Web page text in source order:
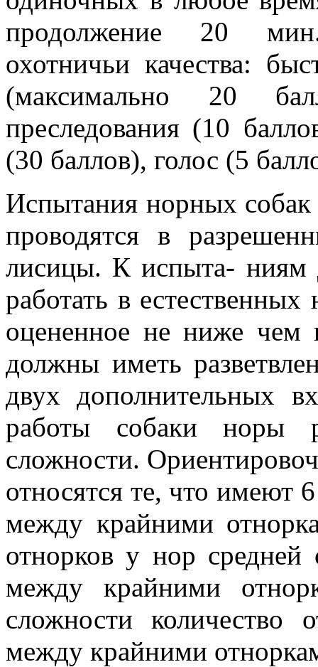
продолжение 20
охотничьи качества:
(максимально 20
преследования (10
(30 баллов), голос (5
Испытания норных собак
проводятся в
лисицы. К испыта- ниям
работать в
оцененное не ниже чем
должны иметь
двух дополнительных
работы собаки норы
сложности.
относятся те, что имеют
между крайними
отнорков у нор
между крайними
сложности
между крайними